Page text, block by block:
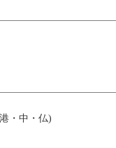
・中・仏)